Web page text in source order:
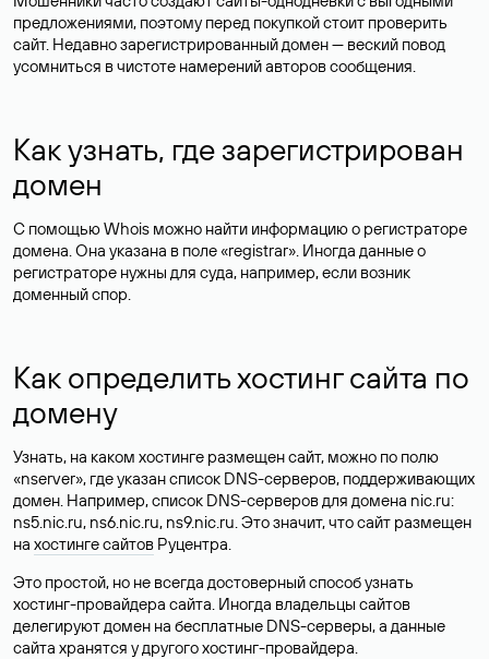
предложениями, поэтому перед покупкой стоит проверить
сайт. Недавно зарегистрированный домен — веский повод
усомниться в чистоте намерений авторов сообщения.
Как узнать, где зарегистрирован
домен
С помощью Whois можно найти информацию о регистраторе
домена. Она указана в поле «registrar». Иногда данные о
регистраторе нужны для суда, например, если возник
доменный спор.
Как определить хостинг сайта по
домену
Узнать, на каком хостинге размещен сайт, можно по полю
«nserver», где указан список DNS-серверов, поддерживающих
домен. Например, список DNS-серверов для домена nic.ru:
ns5.nic.ru, ns6.nic.ru, ns9.nic.ru. Это значит, что сайт размещен
на хостинге сайтов Руцентра.
Это простой, но не всегда достоверный способ узнать
хостинг-провайдера сайта. Иногда владельцы сайтов
делегируют домен на бесплатные DNS-серверы, а данные
сайта хранятся у другого хостинг-провайдера.